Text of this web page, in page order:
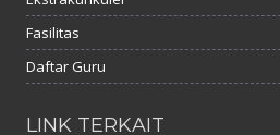
Fasilitas
Daftar Guru
LINK TERKAIT